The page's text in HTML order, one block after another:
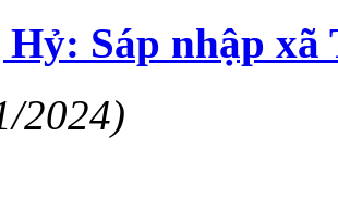
Sáp nhập
2024)